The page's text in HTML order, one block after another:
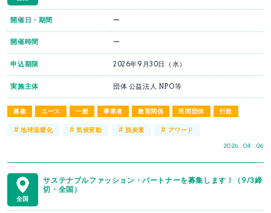
募集 ユース 一般 事業者 教育関係 民間団体 行政
2026 . 08 . 06
開催日・期間 ー
開催時間 ー
申込期限 2026年9月30日（水）
実施主体 団体 公益法人 NPO等
#地球温暖化 # 気候変動 #脱炭素 # アワード
全国
サステナブルファッション・パートナーを募集します！（9/3締
切・全国）